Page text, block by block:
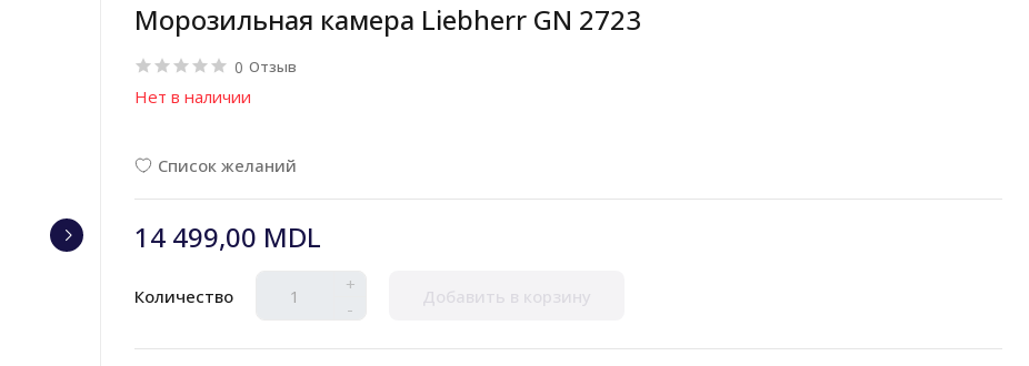
Морозильная камера Liebherr GN 2723
0 Отзыв
Нет в наличии
Список желаний
14 499,00 MDL
Количество
+
-
Добавить в корзину